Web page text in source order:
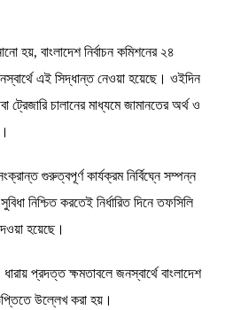
হয়, বাংলাদেশ নির্বাচন কমিশনের ২৪
এই সিদ্ধান্ত নেওয়া হয়েছে। ওইদিন
ট্রেজারি চালানের মাধ্যমে জামানতের অর্থ ও
গুরুত্বপূর্ণ কার্যক্রম নির্বিঘ্নে সম্পন্ন
নিশ্চিত করতেই নির্ধারিত দিনে তফসিলি
হয়েছে।
প্রদত্ত ক্ষমতাবলে জনস্বার্থে বাংলাদেশ
উল্লেখ করা হয়।